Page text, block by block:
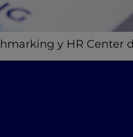
y HR Center